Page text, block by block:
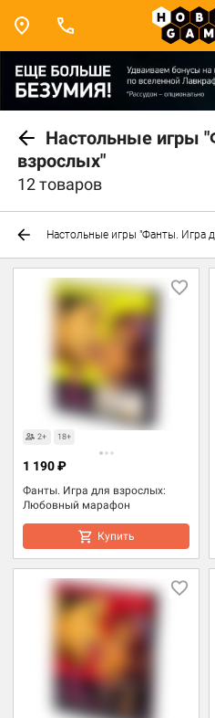
Настольные игры
взрослых"
12 товаров
Настольные игры "Фанты. Игра
Товары для взрослых
2+ 18+
Фанты. Игра для взрослых:
Любовный марафон
1 190 ₽
Купить
Товары для взрослых